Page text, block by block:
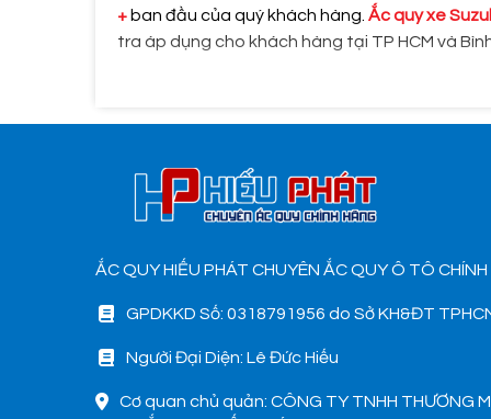
+ ban đầu của quý khách hàng. Ắc quy xe
tra áp dụng cho khách hàng tại TP HCM và
ẮC QUY HIẾU PHÁT CHUYÊN ẮC QUY Ô TÔ
GPDKKD Số: 0318791956 do Sở KH&ĐT
Người Đại Diện: Lê Đức Hiếu
Cơ quan chủ quản: CÔNG TY TNHH THƯƠNG